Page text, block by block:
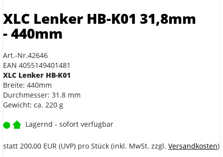
XLC Lenker HB-K01 31,8mm
- 440mm
Art.-Nr.42646
EAN 4055149401481
XLC Lenker HB-K01
Breite: 440mm
Durchmesser: 31.8 mm
Gewicht: ca. 220 g
Lagernd - sofort verfügbar
statt 200,00 EUR (UVP) pro Stück (inkl. MwSt. zzgl. Versandkosten)